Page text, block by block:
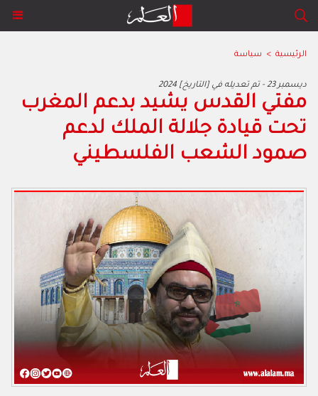
الرئيسية > سياسة
2024 ديسمبر 23 - تم تعديله في [التاريخ]
مفتي القدس يشيد بدعم المغرب
تحت قيادة جلالة الملك لدعم
صمود الشعب الفلسطيني